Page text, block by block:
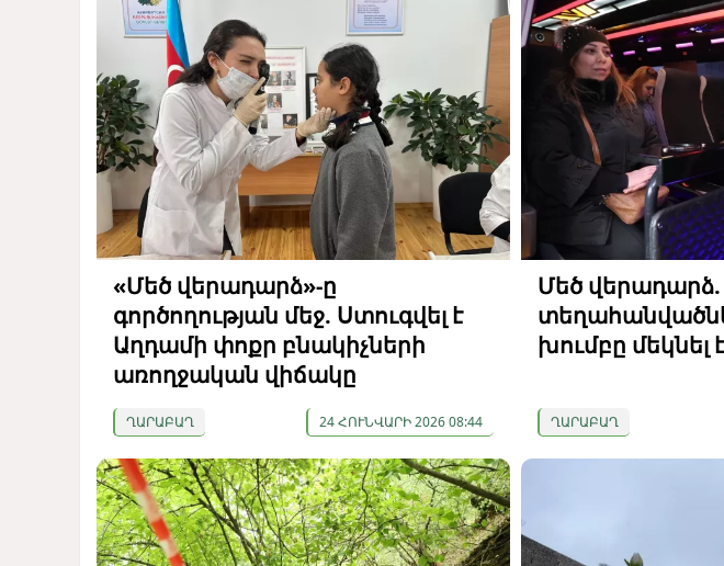
«Մեծ վերադարձ»-ը
գործողության մեջ. Ստուգվել է
Աղդամի փոքր բնակիչների
առողջական վիճակը
ՂԱՐԱԲԱՂ 24 ՀՈՒՆՎԱՐԻ 2026 08:44
Մեծ
խումբը մեկնել
ՂԱՐԱԲԱՂ